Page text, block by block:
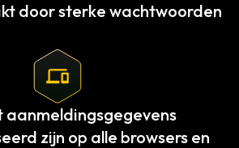
door sterke wachtwoorden
aanmeldingsgegevens
zijn op alle browsers en